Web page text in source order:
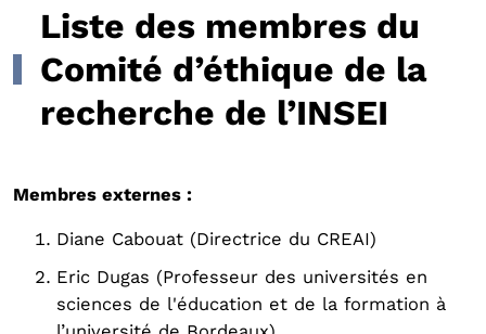
Liste des membres du
Comité d’éthique de la
recherche de l’INSEI
Membres externes :
Diane Cabouat (Directrice du CREAI)
Eric Dugas (Professeur des universités en
sciences de l'éducation et de la formation à